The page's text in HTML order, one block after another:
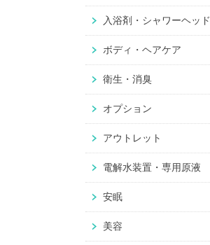
入浴剤・シャワーヘッド
ボディ・ヘアケア
衛生・消臭
オプション
アウトレット
電解水装置・専用原液
安眠
美容